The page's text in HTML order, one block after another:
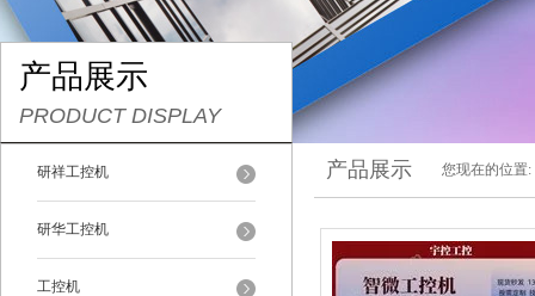
产品展示
PRODUCT DISPLAY
研祥工控机
研华工控机
工控机
产品展示 您现在的位置: